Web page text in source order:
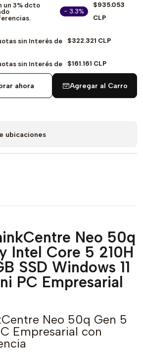
un 3% dcto
- 3.3%
$935.053
CLP
sin Interés de $322.321 CLP
sin Interés de $161.161 CLP
Agregar al Carro
ahora
ubicaciones
Neo 50q
Intel Core 5 210H
SSD Windows 11
PC Empresarial
Neo 50q Gen 5
Empresarial con